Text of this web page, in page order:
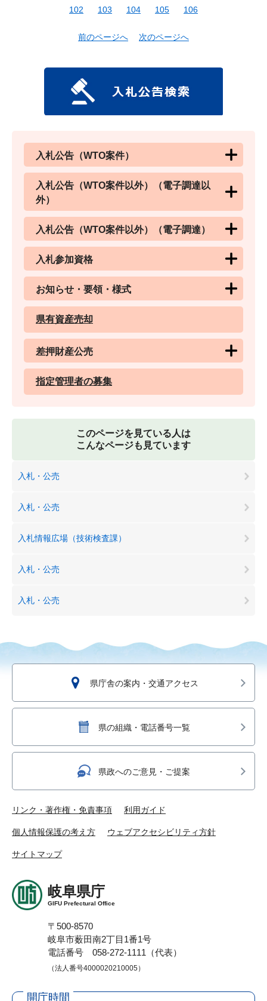
102
103 104 105 106
前のページへ 次のページへ
入札公告（WTO案件）
入札公告（WTO案件以外）（電子調達以
外）
入札公告（WTO案件以外）（電子調達）
入札参加資格
お知らせ・要領・様式
県有資産売却
差押財産公売
指定管理者の募集
このページを見ている人は
こんなページも見ています
入札・公売
入札・公売
入札情報広場（技術検査課）
入札・公売
入札・公売
県庁舎の案内・交通アクセス
県の組織・電話番号一覧
県政へのご意見・ご提案
リンク・著作権・免責事項 利用ガイド
個人情報保護の考え方 ウェブアクセシビリティ方針
サイトマップ
岐阜県庁
GIFU Prefectural Office
〒500-8570
岐阜市薮田南2丁目1番1号
電話番号 058-272-1111（代表）
（法人番号4000020210005）
開庁時間